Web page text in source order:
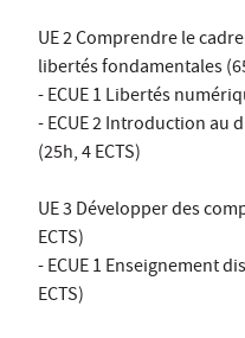
UE 2 Comprendre le
libertés fondamentales
- ECUE 1 Libertés
- ECUE 2 Introduction
(25h, 4 ECTS)
UE 3 Développer des
ECTS)
- ECUE 1 Enseignement
ECTS)